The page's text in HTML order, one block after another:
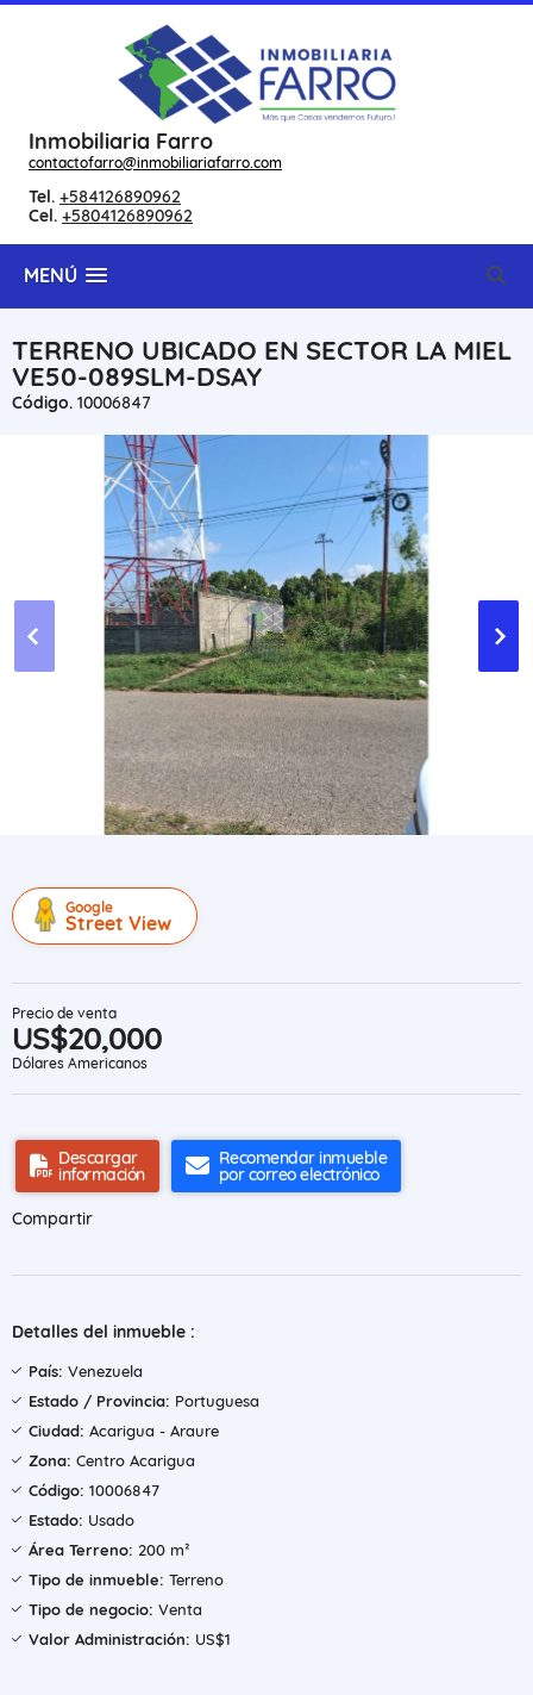
Inmobiliaria Farro
contactofarro@inmobiliariafarro.com
Tel. +584126890962
Cel. +5804126890962
MENÚ
TERRENO UBICADO EN SECTOR LA MIEL
VE50-089SLM-DSAY
Código. 10006847
Google
Street View
Precio de venta
US$20,000
Dólares Americanos
Descargar
información
Recomendar inmueble
por correo electrónico
Compartir
Detalles del inmueble :
País: Venezuela
Estado / Provincia: Portuguesa
Ciudad: Acarigua - Araure
Zona: Centro Acarigua
Código: 10006847
Estado: Usado
Área Terreno: 200 m²
Tipo de inmueble: Terreno
Tipo de negocio: Venta
Valor Administración: US$1